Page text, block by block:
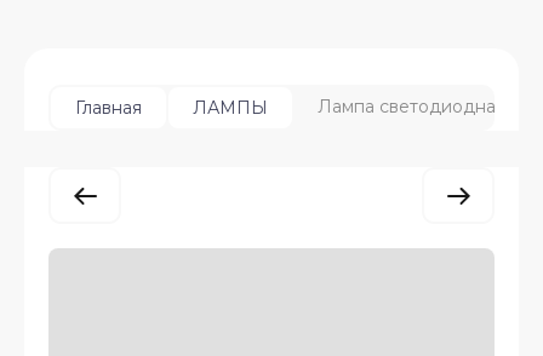
Главная ЛАМПЫ Лампа светодиодная